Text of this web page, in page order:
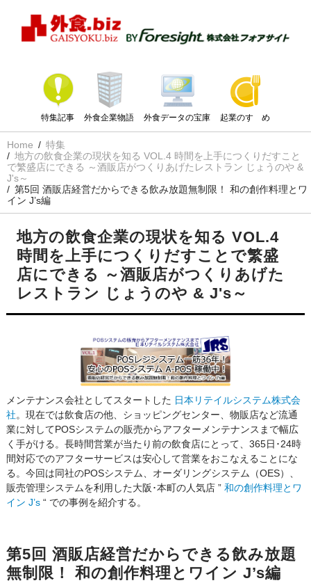
特集記事 外食企業物語 外食データの宝庫 起業のすゝめ
Home
特集
地方の飲食企業の現状を知る VOL.4 時間を上手につくりだすこと
で繁盛店にできる ～酒販店がつくりあげたレストラン じょうのや &
J's～
第5回 酒販店経営だからできる飲み放題無制限！ 和の創作料理とワ
イン J’s編
地方の飲食企業の現状を知る VOL.4
時間を上手につくりだすことで繁盛
店にできる ～酒販店がつくりあげた
レストラン じょうのや & J's～
メンテナンス会社としてスタートした 日本リテイルシステム株式会
社。現在では飲食店の他、ショッピングセンター、物販店など流通
業に対してPOSシステムの販売からアフターメンテナンスまで幅広
く手がける。長時間営業が当たり前の飲食店にとって、365日･24時
間対応でのアフターサービスは安心して営業をおこなえることにな
る。今回は同社のPOSシステム、オーダリングシステム（OES）、
販売管理システムを利用した大阪･本町の人気店 ” 和の創作料理とワ
イン J’s“ での事例を紹介する。
第5回 酒販店経営だからできる飲み放題
無制限！ 和の創作料理とワイン J’s編